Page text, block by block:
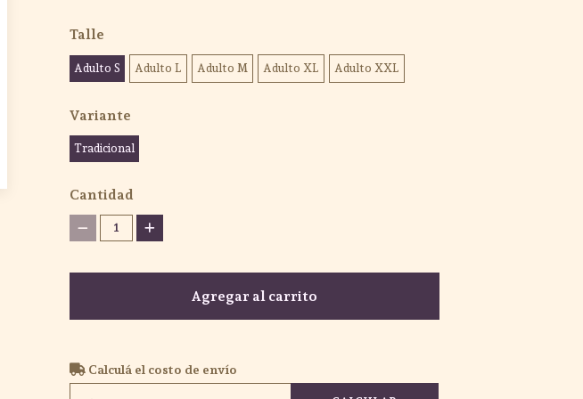
Talle
Adulto S Adulto L Adulto M Adulto XL Adulto XXL
Variante
Tradicional
Cantidad
1
Agregar al carrito
Calculá el costo de envío